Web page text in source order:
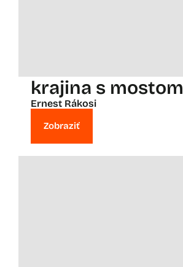
krajina s mostom
Ernest Rákosi
Zobraziť